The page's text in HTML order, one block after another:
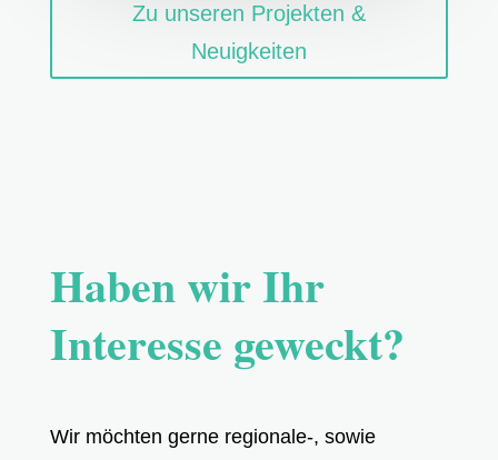
Zu unseren Projekten &
Neuigkeiten
Haben wir Ihr
Interesse geweckt?
Wir möchten gerne regionale-, sowie